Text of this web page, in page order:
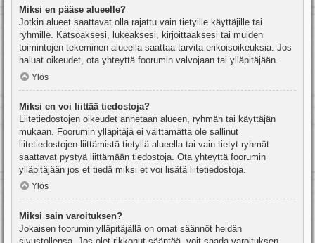
Miksi en pääse alueelle?
Jotkin alueet saattavat olla rajattu vain tietyille käyttäjille tai
ryhmille. Katsoaksesi, lukeaksesi, kirjoittaaksesi tai muiden
toimintojen tekeminen alueella saattaa tarvita erikoisoikeuksia. Jos
haluat oikeudet, ota yhteyttä foorumin valvojaan tai ylläpitäjään.
Ylös
Miksi en voi liittää tiedostoja?
Liitetiedostojen oikeudet annetaan alueen, ryhmän tai käyttäjän
mukaan. Foorumin ylläpitäjä ei välttämättä ole sallinut
liitetiedostojen liittämistä tietyllä alueella tai vain tietyt ryhmät
saattavat pystyä liittämään tiedostoja. Ota yhteyttä foorumin
ylläpitäjään jos et tiedä miksi et voi lisätä liitetiedostoja.
Ylös
Miksi sain varoituksen?
Jokaisen foorumin ylläpitäjällä on omat säännöt heidän